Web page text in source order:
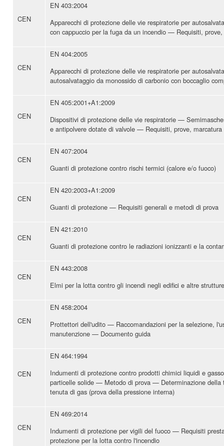
CEN
EN 403:2004
Apparecchi di protezione delle vie respiratorie per
con cappuccio per la fuga da un incendio — Requisiti,
CEN
EN 404:2005
Apparecchi di protezione delle vie respiratorie per
autosalvataggio da monossido di carbonio con boccaglio
CEN
EN 405:2001+A1:2009
Dispositivi di protezione delle vie respiratorie —
e antipolvere dotate di valvole — Requisiti, prove, marcatura
CEN
EN 407:2004
Guanti di protezione contro rischi termici (calore e/o fuoco)
CEN
EN 420:2003+A1:2009
Guanti di protezione — Requisiti generali e metodi di prova
CEN
EN 421:2010
Guanti di protezione contro le radiazioni ionizzanti e la
CEN
EN 443:2008
Elmi per la lotta contro gli incendi negli edifici e altre strutture
CEN
EN 458:2004
Prottettori dell'udito — Raccomandazioni per la selezione,
manutenzione — Documento guida
CEN
EN 464:1994
Indumenti di protezione contro prodotti chimici liquidi e
particelle solide — Metodo di prova — Determinazione della
tenuta di gas (prova della pressione interna)
CEN
EN 469:2014
Indumenti di protezione per vigili del fuoco — Requisiti
protezione per la lotta contro l'incendio